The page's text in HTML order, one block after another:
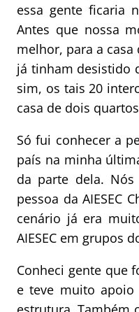
essa gente ficaria
Antes que nossa
melhor, para a casa
já tinham desistido
sim, os tais 20
casa de dois
Só fui conhecer a
país na minha
da parte dela.
pessoa da AIESEC
cenário já era
AIESEC em grupos
Conheci gente que
e teve muito